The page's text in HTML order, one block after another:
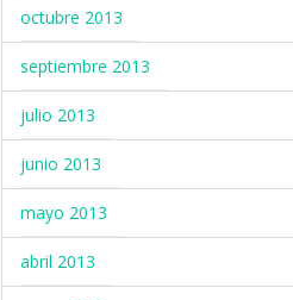
octubre 2013
septiembre 2013
julio 2013
junio 2013
mayo 2013
abril 2013